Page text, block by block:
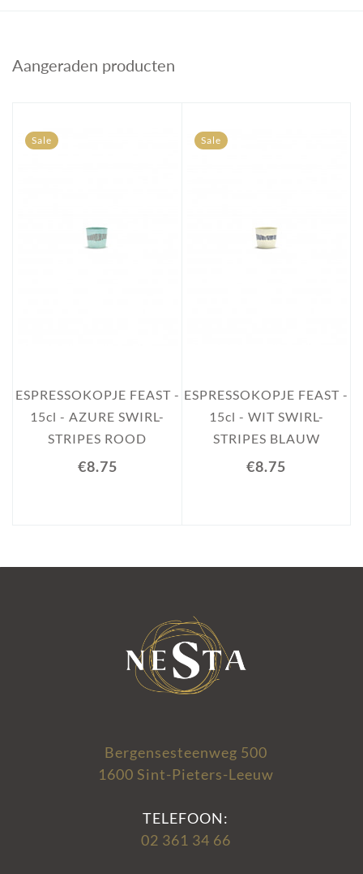
Aangeraden producten
Sale
ESPRESSOKOPJE FEAST -
15cl - AZURE SWIRL-
STRIPES ROOD
€8.75
Sale
ESPRESSOKOPJE FEAST -
15cl - WIT SWIRL-
STRIPES BLAUW
€8.75
Bergensesteenweg 500
1600 Sint-Pieters-Leeuw
TELEFOON:
02 361 34 66